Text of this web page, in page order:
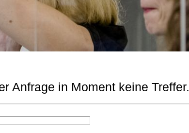
Anfrage in Moment keine Treffer.